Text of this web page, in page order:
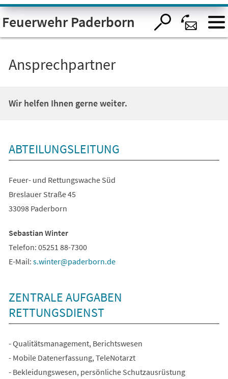
Visuelle
Assistenzsoftware
öffnen.
Feuerwehr Paderborn
Ansprechpartner
Wir helfen Ihnen gerne weiter.
ABTEILUNGSLEITUNG
Feuer- und Rettungswache Süd
Breslauer Straße 45
33098 Paderborn
Sebastian Winter
Telefon: 05251 88-7300
E-Mail: s.winter paderborn de
ZENTRALE AUFGABEN
RETTUNGSDIENST
- Qualitätsmanagement, Berichtswesen
- Mobile Datenerfassung, TeleNotarzt
- Bekleidungswesen, persönliche Schutzausrüstung